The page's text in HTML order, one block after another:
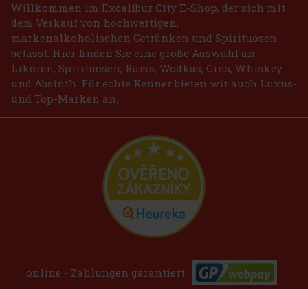
Willkommen im Excalibur City E-Shop, der sich mit
dem Verkauf von hochwertigen,
markenalkoholischen Getränken und Spirituosen
befasst. Hier finden Sie eine große Auswahl an
Likören, Spirituosen, Rums, Wodkas, Gins, Whiskey
und Absinth. Für echte Kenner bieten wir auch Luxus-
und Top-Marken an.
online - Zahlungen garantiert: